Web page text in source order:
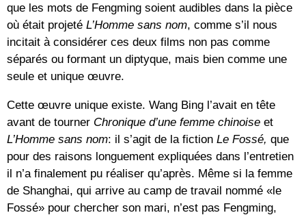
que les mots de Fengming soient audibles dans la pièce
où était projeté L’Homme sans nom, comme s’il nous
incitait à considérer ces deux films non pas comme
séparés ou formant un diptyque, mais bien comme une
seule et unique œuvre.
Cette œuvre unique existe. Wang Bing l’avait en tête
avant de tourner Chronique d’une femme chinoise et
L’Homme sans nom: il s’agit de la fiction Le Fossé, que
pour des raisons longuement expliquées dans l’entretien
il n’a finalement pu réaliser qu’après. Même si la femme
de Shanghai, qui arrive au camp de travail nommé «le
Fossé» pour chercher son mari, n’est pas Fengming,